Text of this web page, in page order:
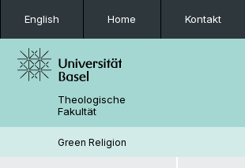
English Home Kontakt
Theologische
Fakultät
Green Religion